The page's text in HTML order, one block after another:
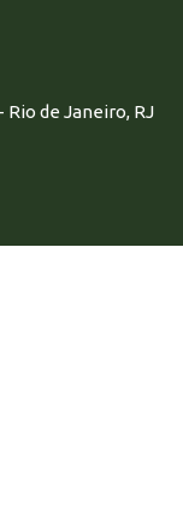
Rio de Janeiro, RJ